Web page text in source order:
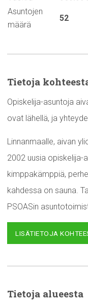
Asuntojen
määrä
52
Tietoja
Opiskelija-asuntoja
ovat lähellä, ja
Linnanmaalle, aivan
2002 uusia opiskelija-
kimppakämppiä,
kahdessa on sauna.
PSOASin
LISÄTIETOJA
Tietoja alueesta